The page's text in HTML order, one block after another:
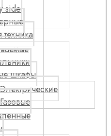
side
шкафы
Электрические
Газовые